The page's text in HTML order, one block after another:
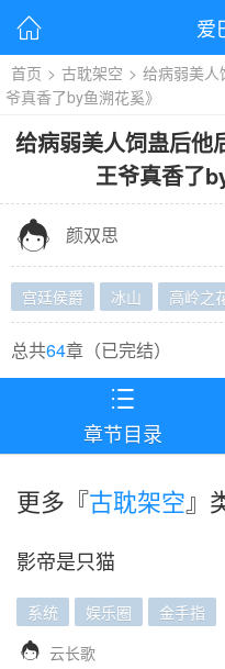
 爱
首页 > 古耽架空 > 给病弱美人
爷真香了by鱼溯花奚》
给病弱美人饲蛊后他
王爷真香了
 颜双思
宫廷侯爵 冰山 高岭之
总共64章（已完结）

章节目录
更多『古耽架空』
影帝是只猫
系统 娱乐圈 金手指
 云长歌